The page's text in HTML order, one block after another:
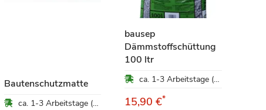
Bautenschutzmatte
ca. 1-3 Arbeitstage (Mo-Fr)
bausep
Dämmstoffschüttung
100 ltr
ca. 1-3 Arbeitstage (Mo-Fr)
15,90 €*